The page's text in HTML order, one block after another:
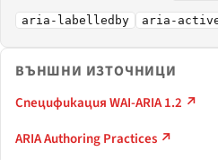
aria-labelledby aria-
ВЪНШНИ ИЗТОЧНИЦИ
Спецификация WAI-ARIA 1.2 ↗
ARIA Authoring Practices ↗